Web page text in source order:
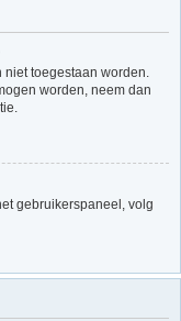
niet toegestaan worden.
worden, neem dan
gebruikerspaneel, volg